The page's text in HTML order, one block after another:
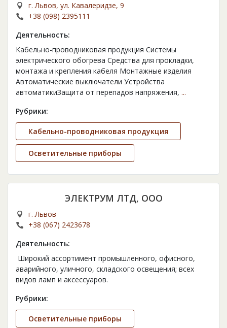
г. Львов, ул. Кавалеридзе, 9
+38 (098) 2395111
Деятельность:
Кабельно-проводниковая продукция Системы
электрического обогрева Средства для прокладки,
монтажа и крепления кабеля Монтажные изделия
Автоматические выключатели Устройства
автоматикиЗащита от перепадов напряжения, ...
Рубрики:
Кабельно-проводниковая продукция
Осветительные приборы
ЭЛЕКТРУМ ЛТД, ООО
г. Львов
+38 (067) 2423678
Деятельность:
Широкий ассортимент промышленного, офисного,
аварийного, уличного, складского освещения; всех
видов ламп и аксессуаров.
Рубрики:
Осветительные приборы